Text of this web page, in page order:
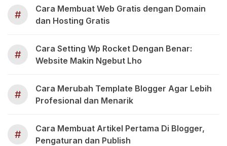
#
Cara Membuat Web Gratis dengan Domain
dan Hosting Gratis
#
Cara Setting Wp Rocket Dengan Benar:
Website Makin Ngebut Lho
#
Cara Merubah Template Blogger Agar Lebih
Profesional dan Menarik
#
Cara Membuat Artikel Pertama Di Blogger,
Pengaturan dan Publish